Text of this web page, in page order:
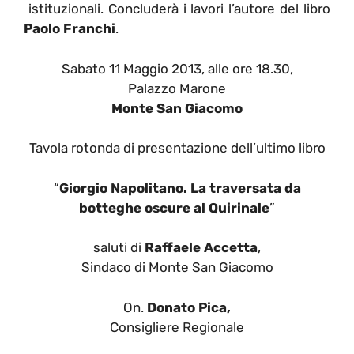
istituzionali. Concluderà i lavori l’autore del libro
Paolo Franchi.
Sabato 11 Maggio 2013, alle ore 18.30,
Palazzo Marone
Monte San Giacomo
Tavola rotonda di presentazione dell’ultimo libro
“Giorgio Napolitano. La traversata da
botteghe oscure al Quirinale”
saluti di Raffaele Accetta,
Sindaco di Monte San Giacomo
On. Donato Pica,
Consigliere Regionale